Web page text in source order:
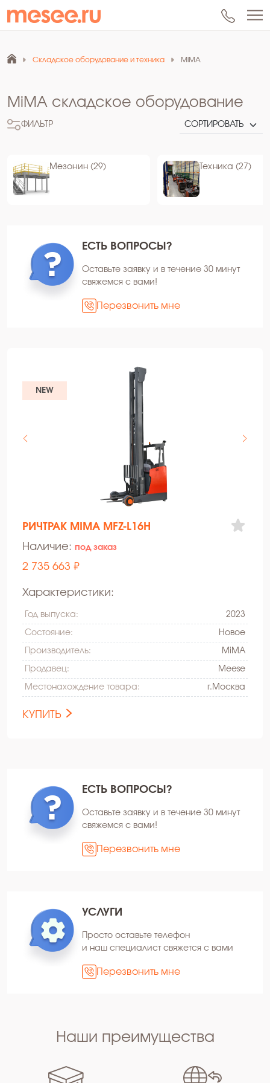
Складское оборудование и техника MiMA
MiMA складское оборудование
ФИЛЬТР
Мезонин (29) Техника (27)
ЕСТЬ ВОПРОСЫ?
Оставьте заявку и в течение 30 минут
свяжемся с вами!
Перезвонить мне
NEW
РИЧТРАК MIMA MFZ-L16H
Наличие: под заказ
2 735 663 ₽
Характеристики:
Год выпуска: 2023
Состояние: Hовое
Производитель: MiMA
Продавец: Meese
Местонахождение товара: г.Москва
КУПИТЬ
ЕСТЬ ВОПРОСЫ?
Оставьте заявку и в течение 30 минут
свяжемся с вами!
Перезвонить мне
УСЛУГИ
Просто оставьте телефон
и наш специалист свяжется с вами
Перезвонить мне
Наши преимущества